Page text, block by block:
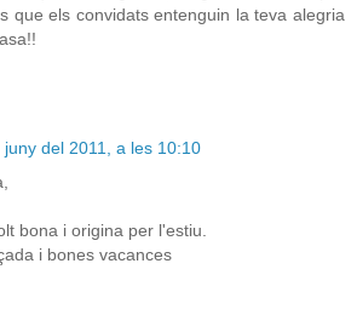
que els convidats entenguin la teva alegria
juny del 2011, a les 10:10
bona i origina per l'estiu.
i bones vacances